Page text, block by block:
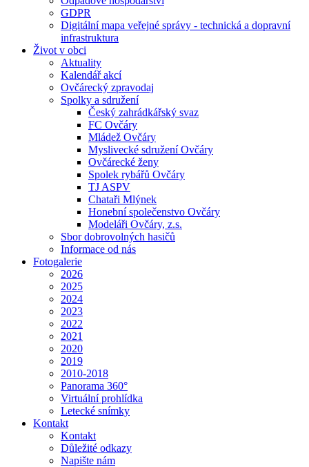
GDPR
Digitální mapa veřejné správy - technická a dopravní
infrastruktura
Život v obci
Aktuality
Kalendář akcí
Ovčárecký zpravodaj
Spolky a sdružení
Český zahrádkářský svaz
FC Ovčáry
Mládež Ovčáry
Myslivecké sdružení Ovčáry
Ovčárecké ženy
Spolek rybářů Ovčáry
TJ ASPV
Chataři Mlýnek
Honební společenstvo Ovčáry
Modeláři Ovčáry, z.s.
Sbor dobrovolných hasičů
Informace od nás
Fotogalerie
2026
2025
2024
2023
2022
2021
2020
2019
2010-2018
Panorama 360°
Virtuální prohlídka
Letecké snímky
Kontakt
Kontakt
Důležité odkazy
Napište nám